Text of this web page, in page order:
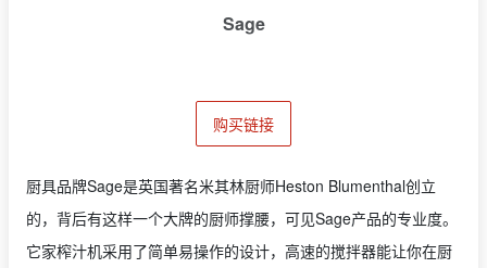
Sage
购买链接
厨具品牌Sage是英国著名米其林厨师Heston Blumenthal创立
的，背后有这样一个大牌的厨师撑腰，可见Sage产品的专业度。
它家榨汁机采用了简单易操作的设计，高速的搅拌器能让你在厨